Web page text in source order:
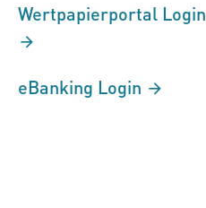
Wertpapierportal Login
eBanking Login